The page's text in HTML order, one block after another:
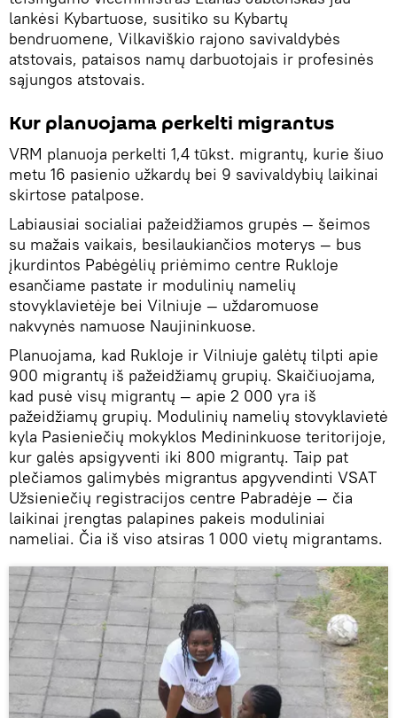
lankėsi Kybartuose, susitiko su Kybartų
bendruomene, Vilkaviškio rajono savivaldybės
atstovais, pataisos namų darbuotojais ir profesinės
sąjungos atstovais.
Kur planuojama perkelti migrantus
VRM planuoja perkelti 1,4 tūkst. migrantų, kurie šiuo
metu 16 pasienio užkardų bei 9 savivaldybių laikinai
skirtose patalpose.
Labiausiai socialiai pažeidžiamos grupės — šeimos
su mažais vaikais, besilaukiančios moterys — bus
įkurdintos Pabėgėlių priėmimo centre Rukloje
esančiame pastate ir modulinių namelių
stovyklavietėje bei Vilniuje — uždaromuose
nakvynės namuose Naujininkuose.
Planuojama, kad Rukloje ir Vilniuje galėtų tilpti apie
900 migrantų iš pažeidžiamų grupių. Skaičiuojama,
kad pusė visų migrantų — apie 2 000 yra iš
pažeidžiamų grupių. Modulinių namelių stovyklavietė
kyla Pasieniečių mokyklos Medininkuose teritorijoje,
kur galės apsigyventi iki 800 migrantų. Taip pat
plečiamos galimybės migrantus apgyvendinti VSAT
Užsieniečių registracijos centre Pabradėje — čia
laikinai įrengtas palapines pakeis moduliniai
nameliai. Čia iš viso atsiras 1 000 vietų migrantams.